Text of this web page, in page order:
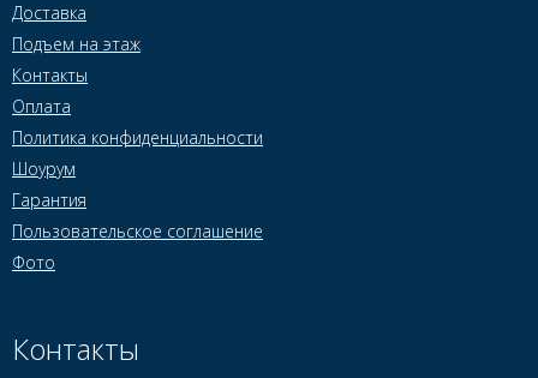
Доставка
Подъем на этаж
Контакты
Оплата
Политика конфиденциальности
Шоурум
Гарантия
Пользовательское соглашение
Фото
Контакты